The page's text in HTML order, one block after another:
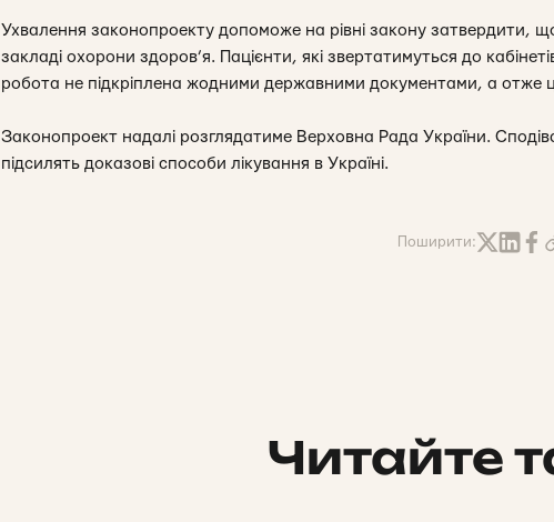
Ухвалення законопроекту допоможе на рівні закону затвердити,
закладі охорони здоров’я. Пацієнти, які звертатимуться до
робота не підкріплена жодними державними документами, а отже
Законопроект надалі розглядатиме Верховна Рада України.
підсилять доказові способи лікування в Україні.
Поширити:
Читайте